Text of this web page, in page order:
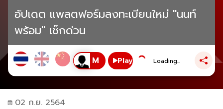
อัปเดต แพลตฟอร์มลงทะเบียนใหม่ "นนท์
พร้อม" เช็กด่วน
Play Loading...
02 ก.ย. 2564